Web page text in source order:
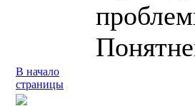
В начало
страницы